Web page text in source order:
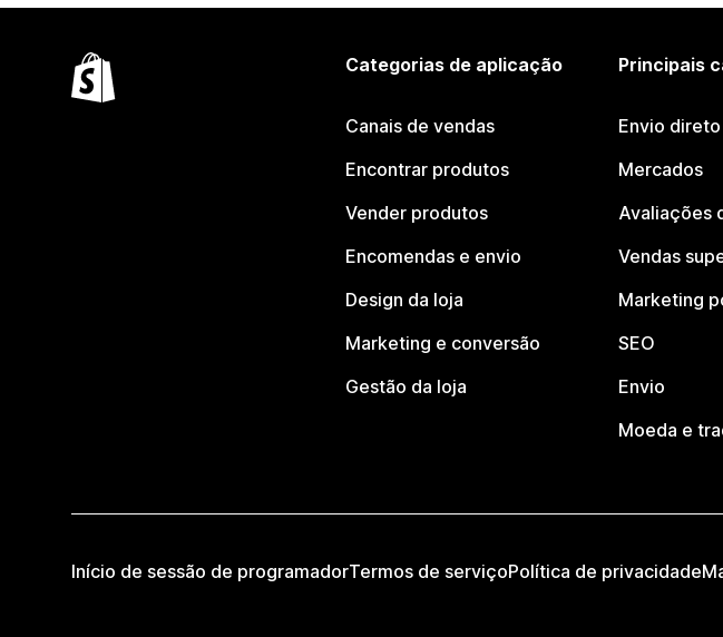
Categorias de aplicação
Canais de vendas
Encontrar produtos
Vender produtos
Encomendas e envio
Design da loja
Marketing e conversão
Gestão da loja
Principais
Envio direto
Mercados
Avaliações
Vendas
Marketing
SEO
Envio
Moeda e
Início de sessão de programadorTermos de serviçoPolítica de privacidade